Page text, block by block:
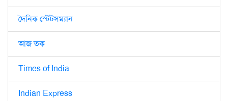
দৈনিক স্টেটসম্যান
আজ তক
Times of India
Indian Express